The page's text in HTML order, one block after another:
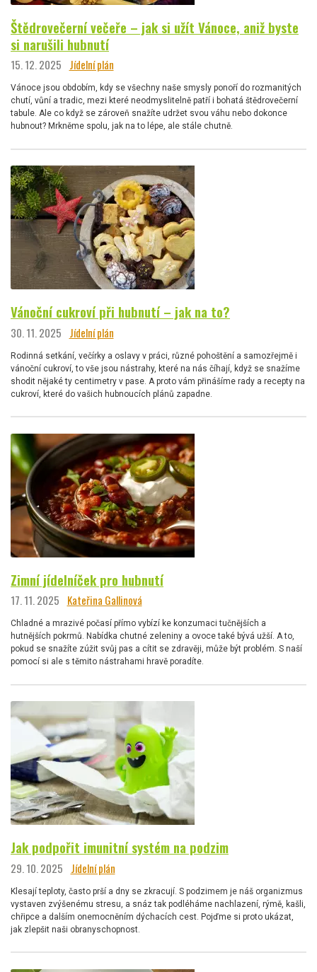
Štědrovečerní večeře – jak si užít Vánoce, aniž byste
si narušili hubnutí
15. 12. 2025 Jídelní plán
Vánoce jsou obdobím, kdy se všechny naše smysly ponoří do rozmanitých
chutí, vůní a tradic, mezi které neodmyslitelně patří i bohatá štědrovečerní
tabule. Ale co když se zároveň snažíte udržet svou váhu nebo dokonce
hubnout? Mrkněme spolu, jak na to lépe, ale stále chutně.
Vánoční cukroví při hubnutí – jak na to?
30. 11. 2025 Jídelní plán
Rodinná setkání, večírky a oslavy v práci, různé pohoštění a samozřejmě i
vánoční cukroví, to vše jsou nástrahy, které na nás číhají, když se snažíme
shodit nějaké ty centimetry v pase. A proto vám přinášíme rady a recepty na
cukroví, které do vašich hubnoucích plánů zapadne.
Zimní jídelníček pro hubnutí
17. 11. 2025 Kateřina Gallinová
Chladné a mrazivé počasí přímo vybízí ke konzumaci tučnějších a
hutnějších pokrmů. Nabídka chutné zeleniny a ovoce také bývá užší. A to,
pokud se snažíte zúžit svůj pas a cítit se zdravěji, může být problém. S naší
pomocí si ale s těmito nástrahami hravě poradíte.
Jak podpořit imunitní systém na podzim
29. 10. 2025 Jídelní plán
Klesají teploty, často prší a dny se zkracují. S podzimem je náš organizmus
vystaven zvýšenému stresu, a snáz tak podléháme nachlazení, rýmě, kašli,
chřipce a dalším onemocněním dýchacích cest. Pojďme si proto ukázat,
jak zlepšit naši obranyschopnost.